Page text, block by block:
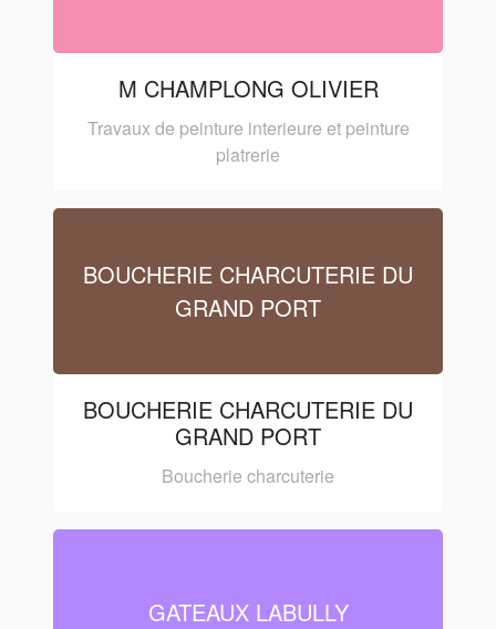
M CHAMPLONG OLIVIER
Travaux de peinture interieure et peinture
platrerie
BOUCHERIE CHARCUTERIE DU
GRAND PORT
BOUCHERIE CHARCUTERIE DU
GRAND PORT
Boucherie charcuterie
GATEAUX LABULLY